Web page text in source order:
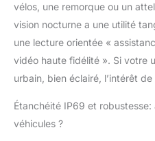
vélos, une remorque ou un
vision nocturne a une utilité
une lecture orientée «
vidéo haute fidélité ». Si votre
urbain, bien éclairé, l’intérêt
Étanchéité IP69 et
véhicules ?